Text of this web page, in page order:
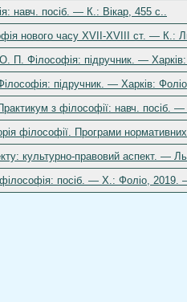
навч. посіб. — К.: Вікар, 455 с..
нового часу XVII-XVIII ст. — К.:
П. Філософія: підручник. —
підручник. — Харків:
з філософії: навч. посіб.
філософії. Програми
культурно-правовий аспект. —
філософія: посіб. — Х.: Фоліо, 2019.